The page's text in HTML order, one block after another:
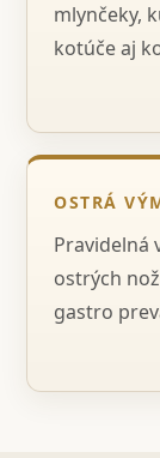
mlynčeky,
kotúče aj
OSTRÁ
Pravidelná
ostrých
gastro